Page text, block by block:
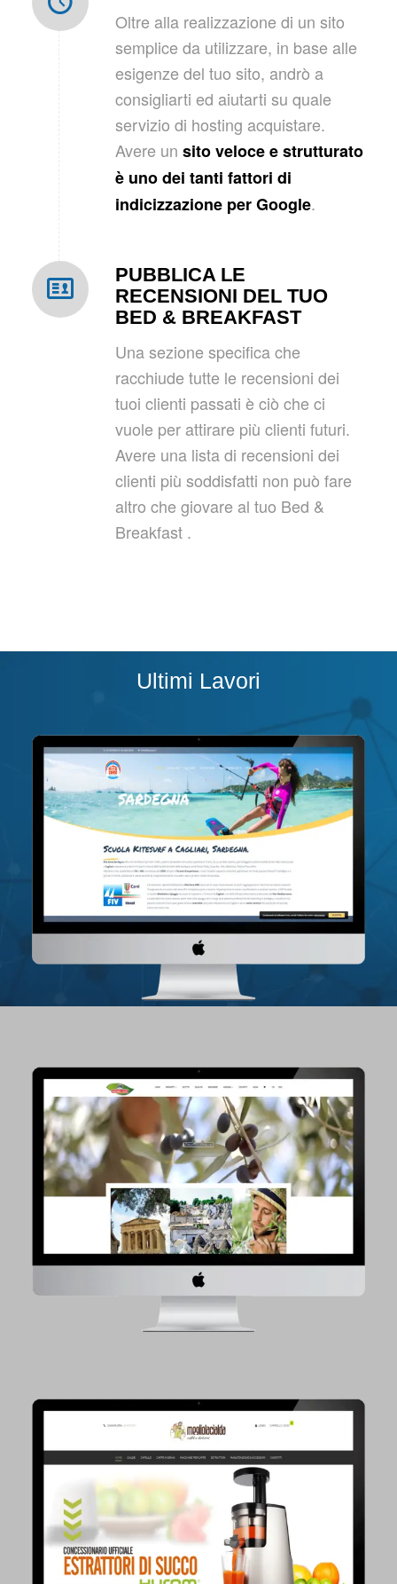
Oltre alla realizzazione di un sito
semplice da utilizzare, in base alle
esigenze del tuo sito, andrò a
consigliarti ed aiutarti su quale
servizio di hosting acquistare.
Avere un sito veloce e strutturato
è uno dei tanti fattori di
indicizzazione per Google.
PUBBLICA LE
RECENSIONI DEL TUO
BED & BREAKFAST
Una sezione specifica che
racchiude tutte le recensioni dei
tuoi clienti passati è ciò che ci
vuole per attirare più clienti futuri.
Avere una lista di recensioni dei
clienti più soddisfatti non può fare
altro che giovare al tuo Bed &
Breakfast .
Ultimi Lavori